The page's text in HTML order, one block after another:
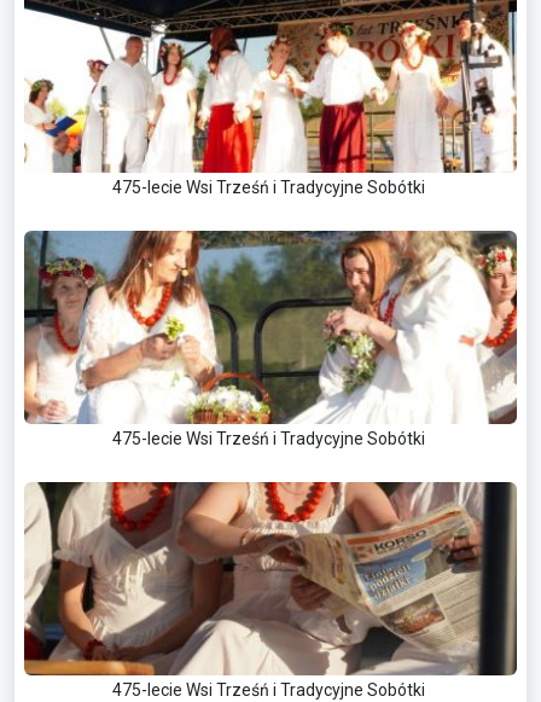
475-lecie Wsi Trześń i Tradycyjne Sobótki
475-lecie Wsi Trześń i Tradycyjne Sobótki
475-lecie Wsi Trześń i Tradycyjne Sobótki